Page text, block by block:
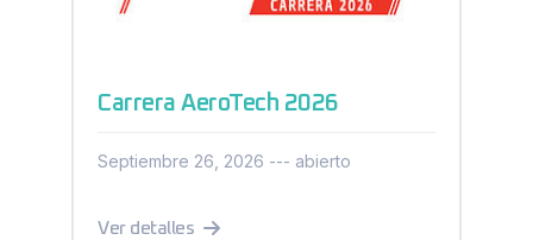
Carrera AeroTech 2026
Septiembre 26, 2026 --- abierto
Ver detalles